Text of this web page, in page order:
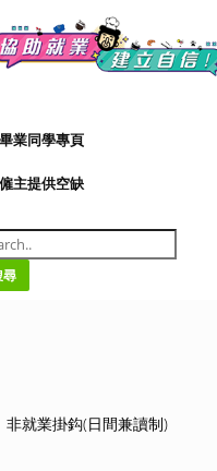
畢業同學專頁
僱主提供空缺
尋
非就業掛鈎(日間兼讀制)